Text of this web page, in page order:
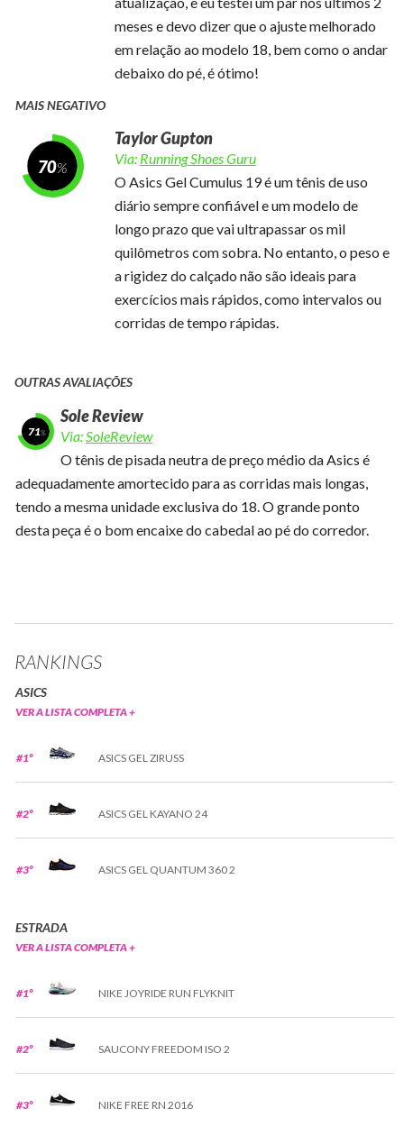
meses e devo dizer que o ajuste melhorado
em relação ao modelo 18, bem como o andar
debaixo do pé, é ótimo!
MAIS NEGATIVO
70
Taylor Gupton
Via: Running Shoes Guru
O Asics Gel Cumulus 19 é um tênis de uso
diário sempre confiável e um modelo de
longo prazo que vai ultrapassar os mil
quilômetros com sobra. No entanto, o peso e
a rigidez do calçado não são ideais para
exercícios mais rápidos, como intervalos ou
corridas de tempo rápidas.
OUTRAS AVALIAÇÕES
71
Sole Review
Via:SoleReview
O tênis de pisada neutra de preço médio da Asics é
adequadamente amortecido para as corridas mais longas,
tendo a mesma unidade exclusiva do 18. O grande ponto
desta peça é o bom encaixe do cabedal ao pé do corredor.
RANKINGS
ASICS
VER A LISTA COMPLETA +
#1º ASICS GEL ZIRUSS
#2º ASICS GEL KAYANO 24
#3º ASICS GEL QUANTUM 360 2
ESTRADA
VER A LISTA COMPLETA +
#1º NIKE JOYRIDE RUN FLYKNIT
#2º SAUCONY FREEDOM ISO 2
#3º NIKE FREE RN 2016